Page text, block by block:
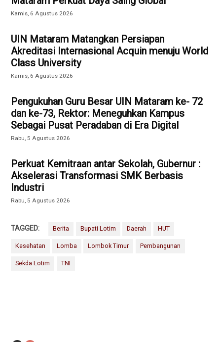
Kamis, 6 Agustus 2026
UIN Mataram Matangkan Persiapan
Akreditasi Internasional Acquin menuju World
Class University
Kamis, 6 Agustus 2026
Pengukuhan Guru Besar UIN Mataram ke- 72
dan ke-73, Rektor: Meneguhkan Kampus
Sebagai Pusat Peradaban di Era Digital
Rabu, 5 Agustus 2026
Perkuat Kemitraan antar Sekolah, Gubernur :
Akselerasi Transformasi SMK Berbasis
Industri
Rabu, 5 Agustus 2026
TAGGED: Berita Bupati Lotim Daerah HUT
Kesehatan Lomba Lombok Timur Pembangunan
Sekda Lotim TNI